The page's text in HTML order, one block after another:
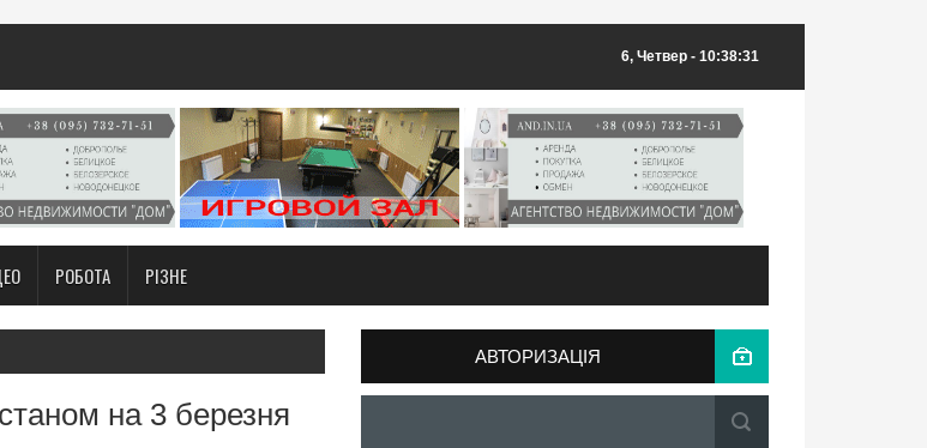
6, Четвер - 10:38:31
РОБОТА РІЗНЕ
на 3 березня
АВТОРИЗАЦІЯ